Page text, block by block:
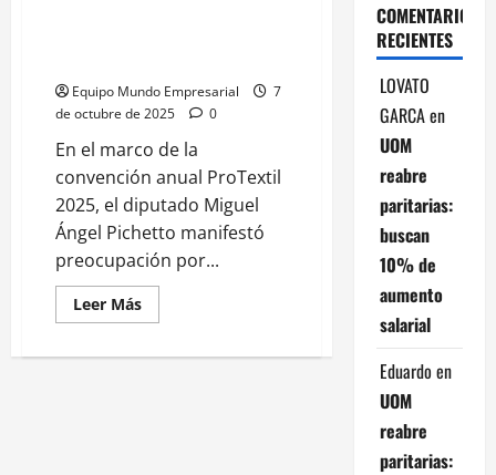
Equipo Mundo Empresarial
7
de octubre de 2025
0
En el marco de la
convención anual ProTextil
2025, el diputado Miguel
Ángel Pichetto manifestó
preocupación por...
Leer MásLeer
más
Pichetto:
COMENTARIOS
RECIENTES
LOVATO
GARCAen
UOM
reabre
paritarias:
buscan
10% de
aumento
salarial
Eduardo en
UOM
reabre
paritarias: